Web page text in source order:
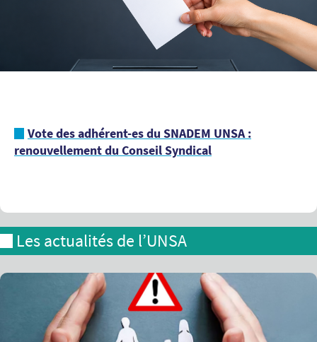
Vote des adhérent-es du SNADEM UNSA :
renouvellement du Conseil Syndical
Les actualités de l’UNSA